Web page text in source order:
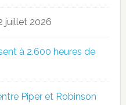
juillet 2026
à 2.600 heures de
Piper et Robinson